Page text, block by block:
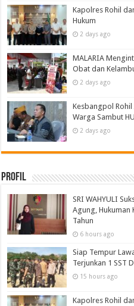
Kapolres Rohil
Hukum
2 days ago
MALARIA
Obat dan
2 days ago
Kesbangpol
Warga Sambut
2 days ago
Profil
SRI WAHYULI
Agung, Hukuman
Tahun
6 hours ago
Siap Tempur
Terjunkan 1 SST
15 hours ago
Kapolres Rohil